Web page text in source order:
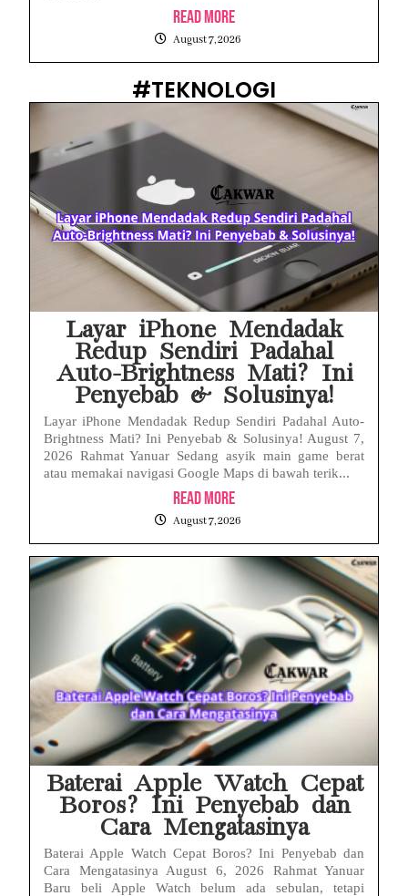
Read More
August 7, 2026
#TEKNOLOGI
Layar iPhone Mendadak
Redup Sendiri Padahal
Auto-Brightness Mati? Ini
Penyebab & Solusinya!
Layar iPhone Mendadak Redup Sendiri Padahal Auto-
Brightness Mati? Ini Penyebab & Solusinya! August 7,
2026 Rahmat Yanuar Sedang asyik main game berat
atau memakai navigasi Google Maps di bawah terik...
Read More
August 7, 2026
Baterai Apple Watch Cepat
Boros? Ini Penyebab dan
Cara Mengatasinya
Baterai Apple Watch Cepat Boros? Ini Penyebab dan
Cara Mengatasinya August 6, 2026 Rahmat Yanuar
Baru beli Apple Watch belum ada sebulan, tetapi